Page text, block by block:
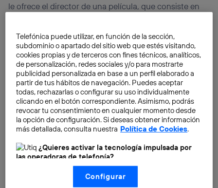
le ofrece el director de una película, que consiste en
Telefónica puede utilizar, en función de la sección,
subdominio o apartado del sitio web que estés visitando,
cookies propias y de terceros con fines técnicos, analíticos,
de personalización, redes sociales y/o para mostrarte
publicidad personalizada en base a un perfil elaborado a
partir de tus hábitos de navegación. Puedes aceptar
todas, rechazarlas o configurar su uso individualmente
clicando en el botón correspondiente. Asimismo, podrás
revocar tu consentimiento en cualquier momento desde
la opción de configuración. Si deseas obtener información
más detallada, consulta nuestra Política de Cookies.
¿Quieres activar la tecnología impulsada por
las operadoras de telefonía?
Nosotros, Telefónica S.A., utilizamos la tecnología Utiq para
realizar nuestras acciones de marketing digital o análisis
(como se describe en este aviso de consentimiento)
Configurar